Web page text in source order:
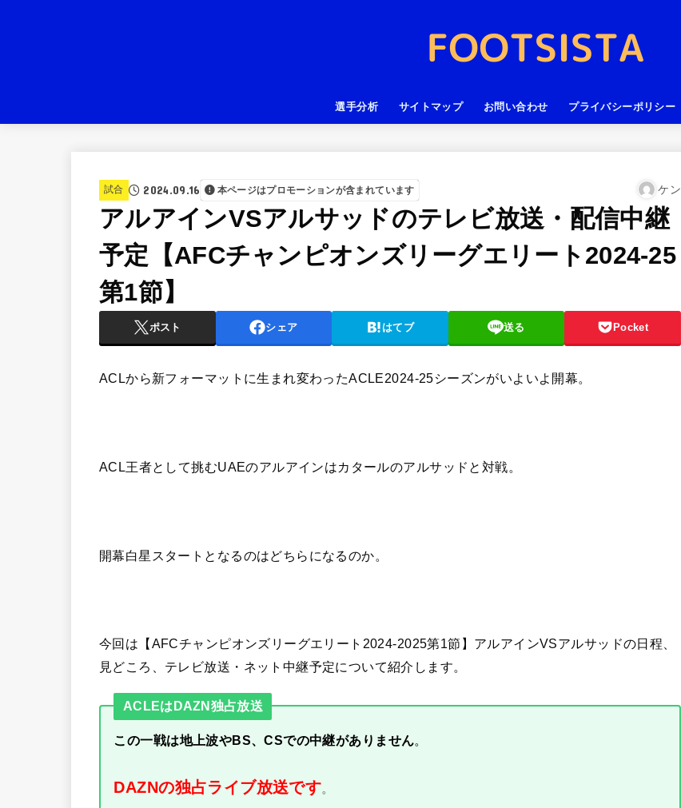
選手分析 サイトマップ お問い合わせ プライバシーポリシー
試合 2024.09.16 本ページはプロモーションが含まれています ケン
アルアインVSアルサッドのテレビ放送・配信中継
予定【AFCチャンピオンズリーグエリート2024-25
第1節】
ポスト シェア はてブ 送る Pocket
ACLから新フォーマットに生まれ変わったACLE2024-25シーズンがいよいよ開幕。
ACL王者として挑むUAEのアルアインはカタールのアルサッドと対戦。
開幕白星スタートとなるのはどちらになるのか。
今回は【AFCチャンピオンズリーグエリート2024-2025第1節】アルアインVSアルサッドの日程、
見どころ、テレビ放送・ネット中継予定について紹介します。
ACLEはDAZN独占放送
この一戦は地上波やBS、CSでの中継がありません。
DAZNの独占ライブ放送です。